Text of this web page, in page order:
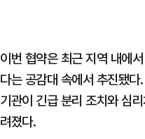
이번 협약은 최근 지역 내에
다는 공감대 속에서 추진됐
기관이 긴급 분리 조치와 심
려졌다.